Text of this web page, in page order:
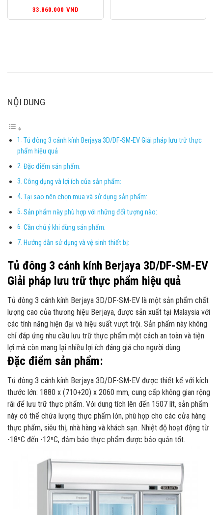
33.860.000 VND
NỘI DUNG
Tủ đông 3 cánh kính Berjaya 3D/DF-SM-EV Giải pháp lưu trữ thực
phẩm hiệu quả
Đặc điểm sản phẩm:
Công dụng và lợi ích của sản phẩm:
Tại sao nên chọn mua và sử dụng sản phẩm:
Sản phẩm này phù hợp với những đối tượng nào:
Cần chú ý khi dùng sản phẩm:
Hướng dẫn sử dụng và vệ sinh thiết bị:
Tủ đông 3 cánh kính Berjaya 3D/DF-SM-EV
Giải pháp lưu trữ thực phẩm hiệu quả
Tủ đông 3 cánh kính Berjaya 3D/DF-SM-EV là một sản phẩm chất
lượng cao của thương hiệu Berjaya, được sản xuất tại Malaysia với
các tính năng hiện đại và hiệu suất vượt trội. Sản phẩm này không
chỉ đáp ứng nhu cầu lưu trữ thực phẩm một cách an toàn và tiện
lợi mà còn mang lại nhiều lợi ích đáng giá cho người dùng.
Đặc điểm sản phẩm:
Tủ đông 3 cánh kính Berjaya 3D/DF-SM-EV được thiết kế với kích
thước lớn: 1880 x (710+20) x 2060 mm, cung cấp không gian rộng
rãi để lưu trữ thực phẩm. Với dung tích lên đến 1507 lít, sản phẩm
này có thể chứa lượng thực phẩm lớn, phù hợp cho các cửa hàng
thực phẩm, siêu thị, nhà hàng và khách sạn. Nhiệt độ hoạt động từ
-18ºC đến -12ºC, đảm bảo thực phẩm được bảo quản tốt.